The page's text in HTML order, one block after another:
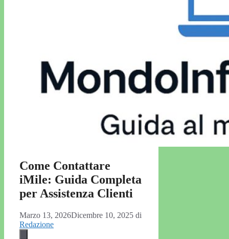
Come Contattare
iMile: Guida Completa
per Assistenza Clienti
Marzo 13, 2026Dicembre 10, 2025 di
Redazione